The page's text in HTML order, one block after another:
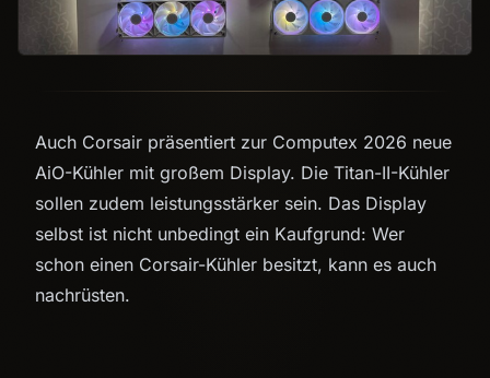
Auch Corsair präsentiert zur Computex 2026 neue
AiO-Kühler mit großem Display. Die Titan-II-Kühler
sollen zudem leistungsstärker sein. Das Display
selbst ist nicht unbedingt ein Kaufgrund: Wer
schon einen Corsair-Kühler besitzt, kann es auch
nachrüsten.